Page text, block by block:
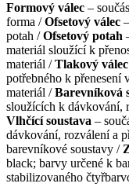
Formový válec –
forma /Ofsetový válec
potah /Ofsetový potah
materiál sloužící k
materiál /Tlakový válec
potřebného k přenesení
materiál /Barevníková
sloužících k dávkování,
Vlhčící soustava –
dávkování, rozválení a
barevníkové soustavy /
black; barvy určené k
stabilizovaného